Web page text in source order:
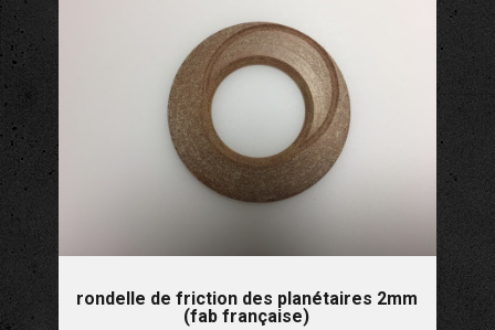
rondelle de friction des planétaires 2mm
(fab française)